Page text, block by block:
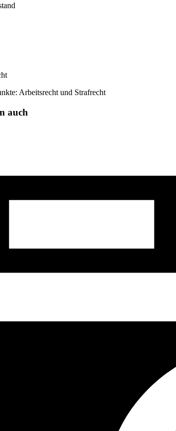
Arbeitsrecht und Strafrecht
auch